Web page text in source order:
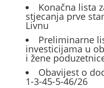
Konačna lista
stjecanja prve
Livnu
Preliminarne
investicijama u
i žene
Obavijest o
1-3-45-5-46/26